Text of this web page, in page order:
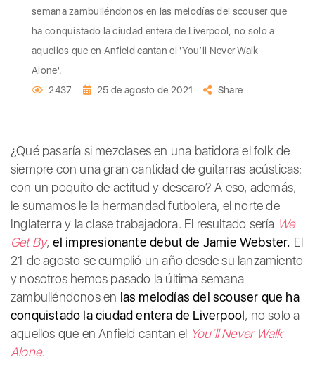
semana zambulléndonos en las melodías del scouser que
ha conquistado la ciudad entera de Liverpool, no solo a
aquellos que en Anfield cantan el 'You’ll Never Walk
Alone'.
2437
25 de agosto de 2021 Share
¿Qué pasaría si mezclases en una batidora el folk de
siempre con una gran cantidad de guitarras acústicas;
con un poquito de actitud y descaro? A eso, además,
le sumamos le la hermandad futbolera, el norte de
Inglaterra y la clase trabajadora. El resultado sería We
Get By, el impresionante debut de Jamie Webster. El
21 de agosto se cumplió un año desde su lanzamiento
y nosotros hemos pasado la última semana
zambulléndonos en las melodías del scouser que ha
conquistado la ciudad entera de Liverpool, no solo a
aquellos que en Anfield cantan el You’ll Never Walk
Alone.